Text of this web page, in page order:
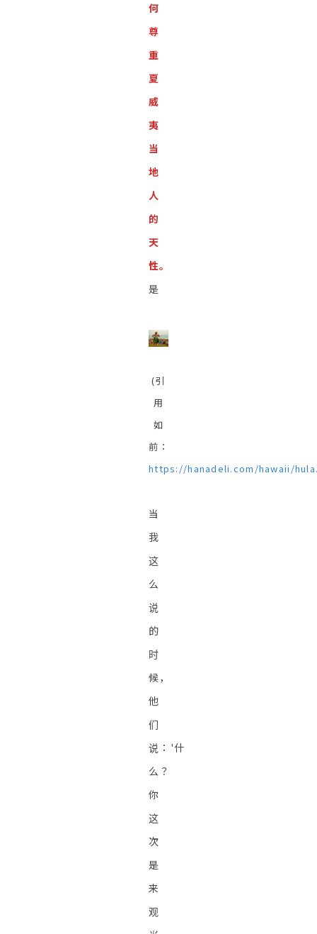
何
尊
重
夏
威
夷
当
地
人
的
天
性。
是
(引
用
如
前：
https://hanadeli.com/hawaii/
当
我
这
么
说
的
时
候，
他
们
说：'什
么？
你
这
次
是
来
观